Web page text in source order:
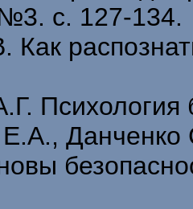
с. 127-134.
Как
Е.А.,